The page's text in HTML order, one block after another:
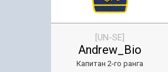
[UN-SE]
Andrew_Bio
Капитан 2-го ранга